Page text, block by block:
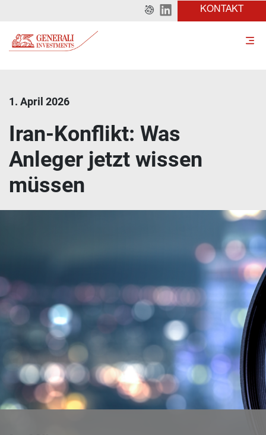
KONTAKT
1. April 2026
Iran-Konflikt: Was
Anleger jetzt wissen
müssen